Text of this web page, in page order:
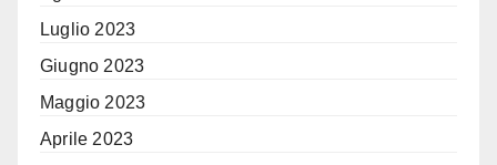
Luglio 2023
Giugno 2023
Maggio 2023
Aprile 2023